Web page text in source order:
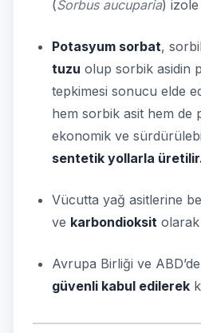
(Sorbus aucuparia) izole
Potasyum sorbat,
tuzu olup sorbik asidin
tepkimesi sonucu elde
hem sorbik asit hem de
ekonomik ve
sentetik yollarla
Vücutta yağ asitlerine
ve karbondioksit olarak
Avrupa Birliği ve
güvenli kabul edilerek